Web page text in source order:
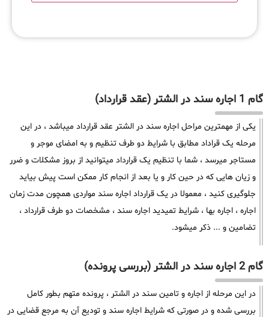
گام 1 اجاره سند در الشتر (عقد قرارداد)
یکی از مهمترین مراحل اجاره سند در الشتر عقد قرارداد میباشد ، در این
مرحله یک قراداد مطابق با شرایط دو طرف تنظیم و به امضای موجر و
مستاجر میرسد ، شما با تنظیم یک قرارداد میتوانید از بروز مشکلات و ضرر
و زیان هایی که در حین کار و یا بعد از انجام کار ممکن است پیش بیاید
جلوگیری کنید ، معمولا در یک قرارداد اجاره سند مواردی همچون مدت زمان
اجاره ، اجاره بها ، شرایط تمیدید اجاره سند ، مشخصات دو طرف قرارداد ،
تضامین و ... ذکر میشود.
گام 2 اجاره سند در الشتر (بررسی پرونده)
در این مرحله از اجاره و تامین سند در الشتر ، پرونده متهم بطور کامل
بررسی شده و در صورتی که شرایط اجاره سند و تودیع آن به مرجع قضایی در